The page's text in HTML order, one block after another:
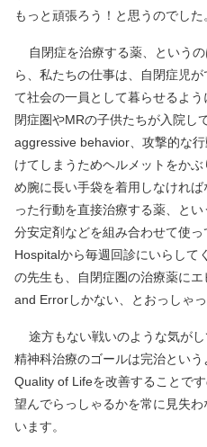
もっと頑張ろう！と思うのでした
自閉症を治療する薬、という
ら、私たちの仕事は、自閉症児
て社会の一員として暮らせるよ
閉症圏やMRの子供たちが入院し
aggressive behavior、攻撃的な
けてしまうためヘルメットをか
め腕に長い手袋を着用しなけれ
った行動を直接治療する薬、と
分安定剤などを組み合わせて使
Hospitalから毎週回診にいらして
の先生も、自閉症圏の治療薬に
and Errorしかない、とおっしゃっ
途方もない戦いのような気が
精神科治療のゴールは完治とい
Quality of Lifeを改善することで
望んでらっしゃるかを常に見失
います。